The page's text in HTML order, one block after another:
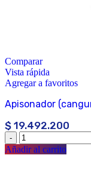
Comparar
Vista rápida
Agregar a favoritos
Apisonador
$ 19.492.200
Añadir al carrito